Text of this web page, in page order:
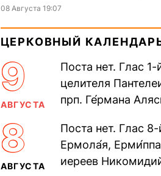
08 Августа 19:07
ЦЕРКОВНЫЙ
9
АВГУСТА
Поста нет. Глас
целителя
прп. Ге́рмана
Николая
ради...
8
АВГУСТА
Поста нет. Глас
Ермола́я,
иереев